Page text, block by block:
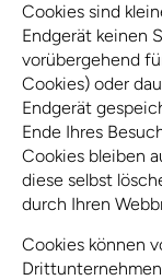
Cookies sind
Endgerät keinen
vorübergehend
Cookies) oder
Endgerät
Ende Ihres
Cookies bleiben
diese selbst
durch Ihren
Cookies können